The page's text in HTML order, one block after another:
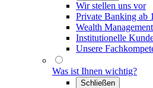
Wir stellen uns vor
Private Banking ab
Wealth
Institutionelle
Unsere
Was ist Ihnen wichtig?
Schließen